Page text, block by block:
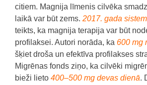
citiem. Magnija līmenis cilvēka
laikā var būt zems. 2017. gada
teikts, ka magnija terapija var būt
profilaksei. Autori norāda, ka 600 mg
šķiet droša un efektīva profilakses
Migrēnas fonds ziņo, ka cilvēki
bieži lieto 400–500 mg devas dienā.